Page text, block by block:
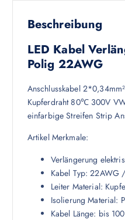
Beschreibung
LED Kabel
Polig 22AWG
Anschlusskabel
Kupferdraht 80℃ 300V
einfarbige Streifen Strip
Artikel Merkmale:
Verlängerung
Kabel Typ:
Leiter Material:
Isolierung Material:
Kabel Länge: bis